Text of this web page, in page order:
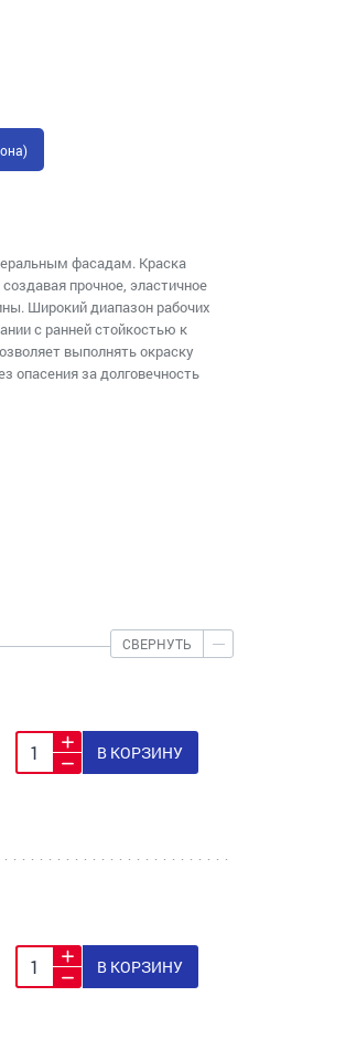
фасадам. Краска
прочное, эластичное
Широкий диапазон рабочих
с ранней стойкостью к
выполнять окраску
опасения за долговечность
СВЕРНУТЬ
В КОРЗИНУ
В КОРЗИНУ